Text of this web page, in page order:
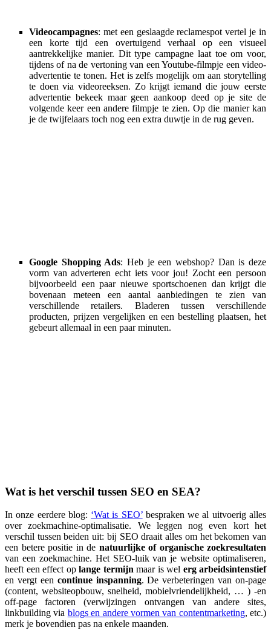
Videocampagnes: met een geslaagde reclamespot vertel je in
een korte tijd een overtuigend verhaal op een visueel
aantrekkelijke manier. Dit type campagne laat toe om voor,
tijdens of na de vertoning van een Youtube-filmpje een video-
advertentie te tonen. Het is zelfs mogelijk om aan storytelling
te doen via videoreeksen. Zo krijgt iemand die jouw eerste
advertentie bekeek maar geen aankoop deed op je site de
volgende keer een andere filmpje te zien. Op die manier kan
je de twijfelaars toch nog een extra duwtje in de rug geven.
Google Shopping Ads: Heb je een webshop? Dan is deze
vorm van adverteren echt iets voor jou! Zocht een persoon
bijvoorbeeld een paar nieuwe sportschoenen dan krijgt die
bovenaan meteen een aantal aanbiedingen te zien van
verschillende retailers. Bladeren tussen verschillende
producten, prijzen vergelijken en een bestelling plaatsen, het
gebeurt allemaal in een paar minuten.
Wat is het verschil tussen SEO en SEA?
In onze eerdere blog: ‘Wat is SEO’bespraken we al uitvoerig alles
over zoekmachine-optimalisatie. We leggen nog even kort het
verschil tussen beiden uit: bij SEO draait alles om het bekomen van
een betere positie in de natuurlijke of organische zoekresultaten
van een zoekmachine. Het SEO-luik van je website optimaliseren,
heeft een effect op lange termijn maar is wel erg arbeidsintenstief
en vergt een continue inspanning. De verbeteringen van on-page
(content, websiteopbouw, snelheid, mobielvriendelijkheid, … ) -en
off-page factoren (verwijzingen ontvangen van andere sites,
linkbuilding via blogs en andere vormen van contentmarketing, etc.)
merk je bovendien pas na enkele maanden.